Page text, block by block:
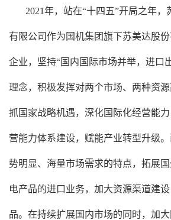
2021年，站在“十四五”开局之年
有限公司作为国机集团旗下苏美达股
企业，坚持“国内国际市场并举，进口
理念，积极发挥对两个市场、两种资
抓国家战略机遇，深化国际化经营能
营能力体系建设，赋能产业转型升级
势明显、海量市场需求的特点，拓展
电产品的进口业务，加大资源渠道建
品。在持续扩展国内市场的同时，加